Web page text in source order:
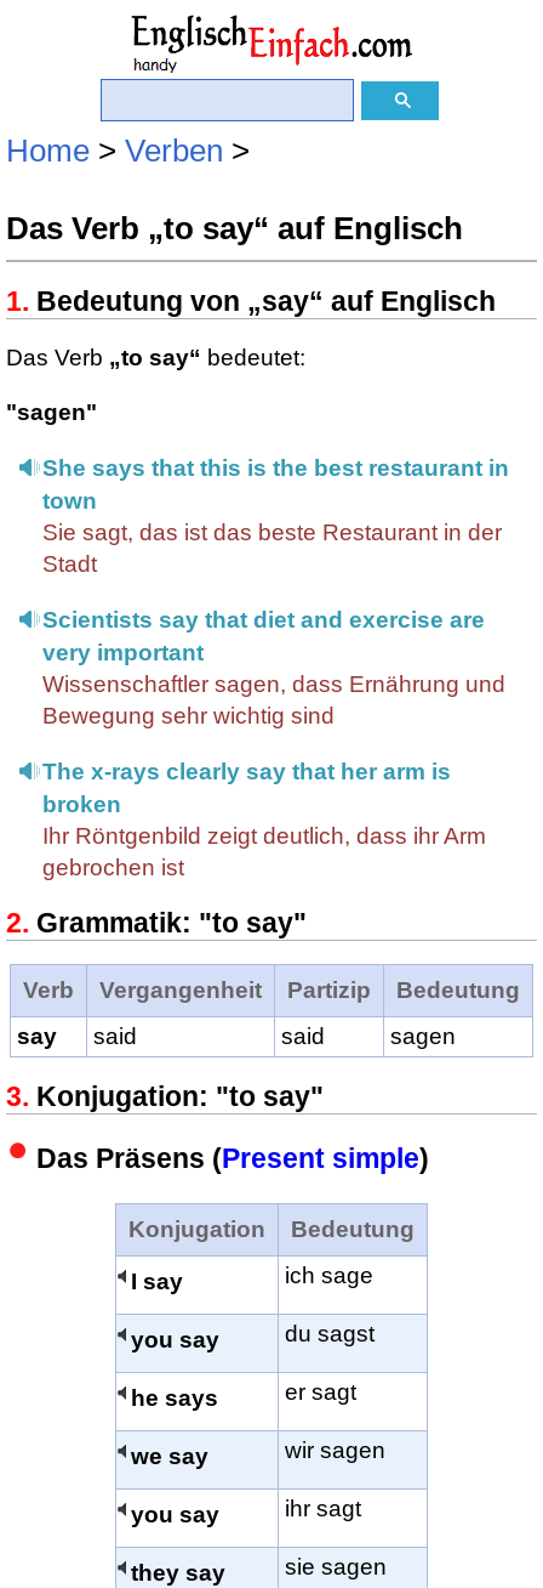
Home > Verben >
Das Verb „to say“ auf Englisch
Bedeutung von „say“ auf Englisch
Das Verb „to say“ bedeutet:
"sagen"
She says that this is the best restaurant in
town
Sie sagt, das ist das beste Restaurant in der
Stadt
Scientists say that diet and exercise are
very important
Wissenschaftler sagen, dass Ernährung und
Bewegung sehr wichtig sind
The x-rays clearly say that her arm is
broken
Ihr Röntgenbild zeigt deutlich, dass ihr Arm
gebrochen ist
Grammatik: "to say"
Verb Vergangenheit Partizip
Bedeutung
say
said said sagen
Konjugation: "to say"
Das Präsens (Present simple)
Konjugation Bedeutung
I say ich sage
you say du sagst
he says er sagt
we say wir sagen
you say ihr sagt
they say sie sagen